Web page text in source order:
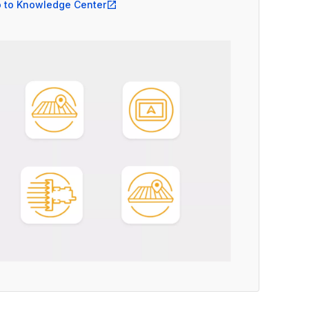
to Knowledge Centeropen_in_new